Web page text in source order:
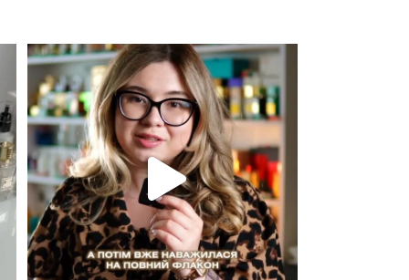
Для замовлення переходьте на сайт або в
Instagram...
301 36